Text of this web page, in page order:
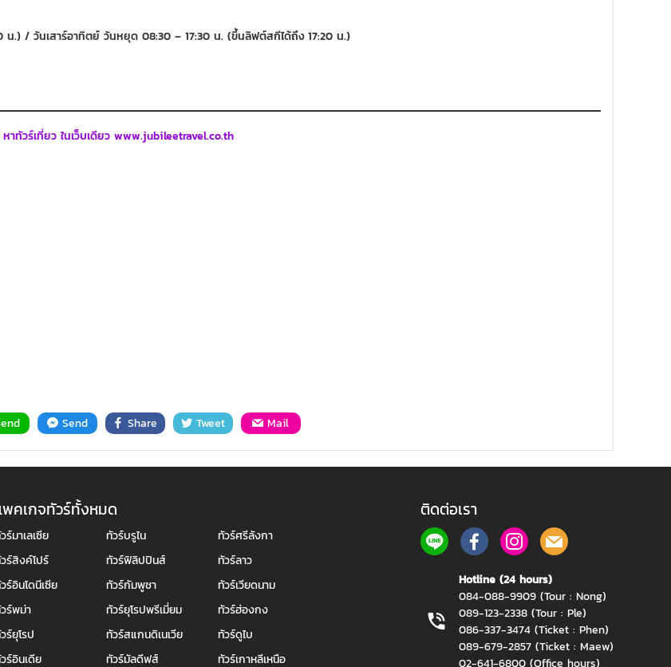
.) / วันเสาร์อาทิตย์ วันหยุด 08:30 – 17:30 น. (ขึ้นลิฟต์สกีได้ถึง 17:20 น.)
ทัวร์เที่ยว ในเว็บเดียว www.jubileetravel.co.th
Send Share Tweet Mail
คเกจทัวร์ทั้งหมด
ร์มาเลเซีย ทัวร์บรูไน
ทัวร์ศรีลังกา
ร์สิงค์โปร์
ทัวร์ฟิลิปปินส์
ทัวร์ลาว
ร์อินโดนีเซีย
ทัวร์กัมพูชา
ทัวร์เวียดนาม
ร์พม่า
ทัวร์ยุโรปพรีเมี่ยม
ทัวร์ฮ่องกง
ร์ยุโรป
ทัวร์สแกนดิเนเวีย
ทัวร์ดูไบ
ร์อินเดีย
ทัวร์มัลดีฟส์ ทัวร์เกาหลีเหนือ
ติดต่อเรา
Hotline (24 hours)
084-088-9909 (Tour : Nong)
089-123-2338 (Tour : Ple)
086-337-3474 (Ticket : Phen)
089-679-2857 (Ticket : Maew)
02-641-6800 (Office hours)